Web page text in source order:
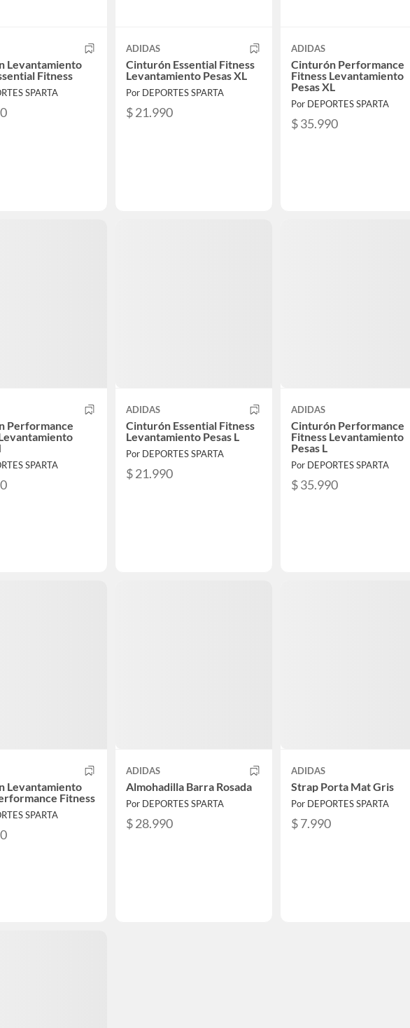
Levantamiento
Fitness
SPARTA
ADIDAS
Cinturón Essential Fitness
Levantamiento Pesas XL
Por DEPORTES SPARTA
$ 21.990
ADIDAS
Cinturón Performance
Fitness Levantamiento
Pesas XL
Por DEPORTES SPARTA
$ 35.990
Performance
SPARTA
ADIDAS
Cinturón Essential Fitness
Levantamiento Pesas L
Por DEPORTES SPARTA
$ 21.990
ADIDAS
Cinturón Performance
Fitness Levantamiento
Pesas L
Por DEPORTES SPARTA
$ 35.990
Levantamiento
Fitness
SPARTA
ADIDAS
Almohadilla Barra Rosada
Por DEPORTES SPARTA
$ 28.990
ADIDAS
Strap Porta Mat Gris
Por DEPORTES SPARTA
$ 7.990